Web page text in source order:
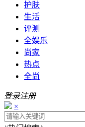
护肤
生活
评测
全娱乐
尚家
热点
全尚
登录注册
×